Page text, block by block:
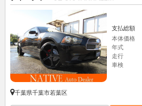
支払総額
本体価格
年式
走行
車検
千葉県千葉市若葉区